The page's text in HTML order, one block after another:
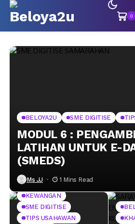
0
BELOYA2U SME DIGITISE
MODUL 6 :
LATIHAN UNTUK E-
(SMEDS)
Ms JJ 1 Mins Read
KEMAHIRAN
KEWANGAN
SME DIGITISE
TIPS USAHAWAN